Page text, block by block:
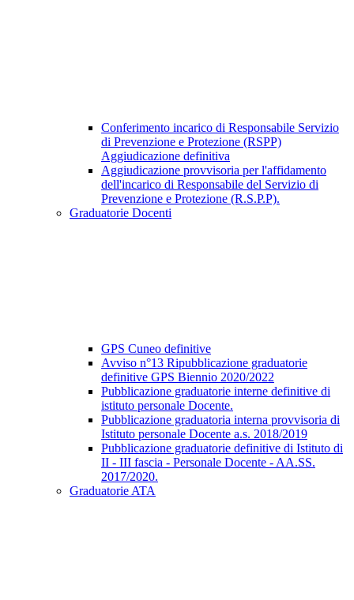
Conferimento incarico di Responsabile Servizio
di Prevenzione e Protezione (RSPP)
Aggiudicazione definitiva
Aggiudicazione provvisoria per l'affidamento
dell'incarico di Responsabile del Servizio di
Prevenzione e Protezione (R.S.P.P).
Graduatorie Docenti
GPS Cuneo definitive
Avviso n°13 Ripubblicazione graduatorie
definitive GPS Biennio 2020/2022
Pubblicazione graduatorie interne definitive di
istituto personale Docente.
Pubblicazione graduatoria interna provvisoria di
Istituto personale Docente a.s. 2018/2019
Pubblicazione graduatorie definitive di Istituto di
II - III fascia - Personale Docente - AA.SS.
2017/2020.
Graduatorie ATA